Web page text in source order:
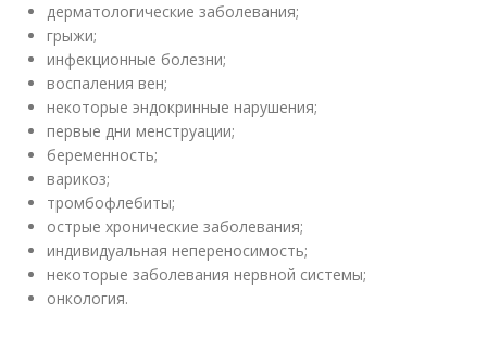
дерматологические заболевания;
грыжи;
инфекционные болезни;
воспаления вен;
некоторые эндокринные нарушения;
первые дни менструации;
беременность;
варикоз;
тромбофлебиты;
острые хронические заболевания;
индивидуальная непереносимость;
некоторые заболевания нервной системы;
онкология.